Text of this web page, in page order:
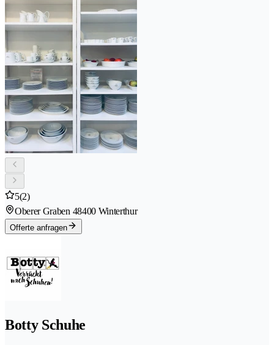
5(2)
Oberer Graben 48400 Winterthur
Offerte anfragen
Botty Schuhe